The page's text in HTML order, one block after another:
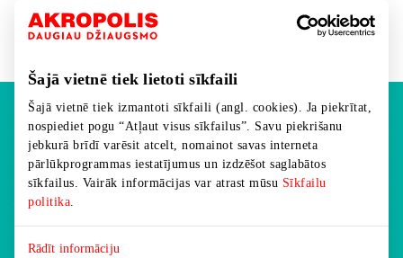
Šajā vietnē tiek lietoti sīkfaili
Šajā vietnē tiek izmantoti sīkfaili (angl. cookies). Ja piekrītat,
nospiediet pogu “Atļaut visus sīkfailus”. Savu piekrišanu
jebkurā brīdī varēsit atcelt, nomainot savas interneta
pārlūkprogrammas iestatījumus un izdzēšot saglabātos
sīkfailus. Vairāk informācijas var atrast mūsu Sīkfailu
politika
Rādīt informāciju
АКРОПОЛИС – БОЛЬШЕ СКИДОК, БОЛЬШЕ
ДЛЯ ВСЕХ ВАШИХ ЖЕЛАНИЙ
Вы можете выбрать сумму подарочной карты с
точностью до €0,01, от минимальной суммы в €10, до
максимальной в €500.